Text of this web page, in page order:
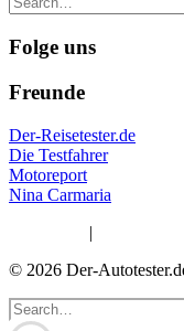
Folge uns
Freunde
Der-Reisetester.de
Die Testfahrer
Motoreport
Nina Carmaria
|
© 2026 Der-